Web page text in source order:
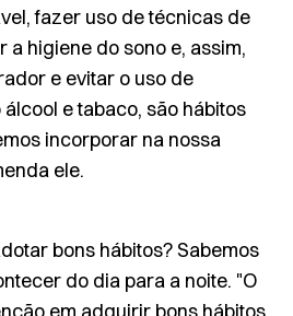
fazer uso de técnicas de
a higiene do sono e, assim,
e evitar o uso de
e tabaco, são hábitos
incorporar na nossa
ele.
bons hábitos? Sabemos
do dia para a noite. "O